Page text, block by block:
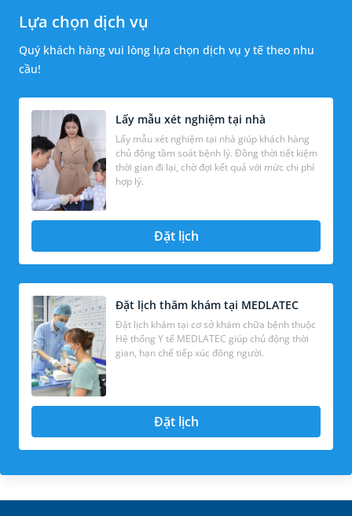
Lựa chọn dịch vụ
Quý khách hàng vui lòng lựa chọn dịch vụ y tế theo nhu
cầu!
Lấy mẫu xét nghiệm tại nhà
Lấy mẫu xét nghiệm tại nhà giúp khách hàng
chủ động tầm soát bệnh lý. Đồng thời tiết kiệm
thời gian đi lại, chờ đợi kết quả với mức chi phí
hợp lý.
Đặt lịch
Đặt lịch thăm khám tại MEDLATEC
Đặt lịch khám tại cơ sở khám chữa bệnh thuộc
Hệ thống Y tế MEDLATEC giúp chủ động thời
gian, hạn chế tiếp xúc đông người.
Đặt lịch